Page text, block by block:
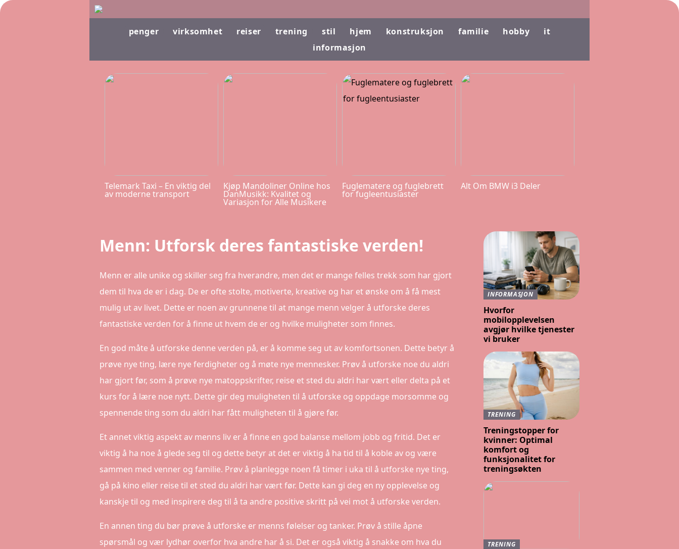
penger virksomhet reiser trening stil hjem konstruksjon familie hobby
it
informasjon
Telemark Taxi – En viktig del
av moderne transport
Kjøp Mandoliner Online hos
DanMusikk: Kvalitet og
Variasjon for Alle Musikere
Fuglematere og fuglebrett
for fugleentusiaster
Alt Om BMW i3 Deler
Menn: Utforsk deres fantastiske verden!
Menn er alle unike og skiller seg fra hverandre, men det er mange felles trekk som har gjort
dem til hva de er i dag. De er ofte stolte, motiverte, kreative og har et ønske om å få mest
mulig ut av livet. Dette er noen av grunnene til at mange menn velger å utforske deres
fantastiske verden for å finne ut hvem de er og hvilke muligheter som finnes.
En god måte å utforske denne verden på, er å komme seg ut av komfortsonen. Dette betyr å
prøve nye ting, lære nye ferdigheter og å møte nye mennesker. Prøv å utforske noe du aldri
har gjort før, som å prøve nye matoppskrifter, reise et sted du aldri har vært eller delta på et
kurs for å lære noe nytt. Dette gir deg muligheten til å utforske og oppdage morsomme og
spennende ting som du aldri har fått muligheten til å gjøre før.
Et annet viktig aspekt av menns liv er å finne en god balanse mellom jobb og fritid. Det er
viktig å ha noe å glede seg til og dette betyr at det er viktig å ha tid til å koble av og være
sammen med venner og familie. Prøv å planlegge noen få timer i uka til å utforske nye ting,
gå på kino eller reise til et sted du aldri har vært før. Dette kan gi deg en ny opplevelse og
kanskje til og med inspirere deg til å ta andre positive skritt på vei mot å utforske verden.
En annen ting du bør prøve å utforske er menns følelser og tanker. Prøv å stille åpne
spørsmål og vær lydhør overfor hva andre har å si. Det er også viktig å snakke om hva du
INFORMASJON
Hvorfor
mobilopplevelsen
avgjør hvilke tjenester
vi bruker
TRENING
Treningstopper for
kvinner: Optimal
komfort og
funksjonalitet for
treningsøkten
TRENING